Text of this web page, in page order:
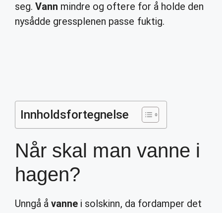
seg.Vann mindre og oftere for å holde den
nysådde gressplenen passe fuktig.
Innholdsfortegnelse
Når skal man vanne i
hagen?
Unngå åvanne i solskinn, da fordamper det